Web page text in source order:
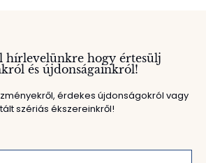
hírlevelünkre hogy értesülj
és újdonságainkról!
érdekes újdonságokról vagy
szériás ékszereinkről!